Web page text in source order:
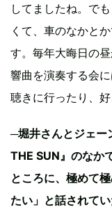
してましたね。で
くて、車のなかと
す。毎年大晦日の
響曲を演奏する会
聴きに行ったり、
─堀井さんとジェー
THE SUN』のなか
ところに、極めて
たい」と話されて